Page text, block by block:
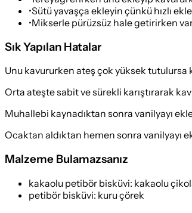
•Sütü yavaşça ekleyin çünkü hızlı
•Mikserle pürüzsüz hale getirirken
Sık Yapılan Hatalar
Unu kavururken ateş çok yüksek tutulursa
Orta ateşte sabit ve sürekli karıştırarak
Muhallebi kaynadıktan sonra vanilyayı
Ocaktan aldıktan hemen sonra vanilyayı
Malzeme Bulamazsanız
kakaolu petibör bisküvi: kakaolu
petibör bisküvi: kuru çörek